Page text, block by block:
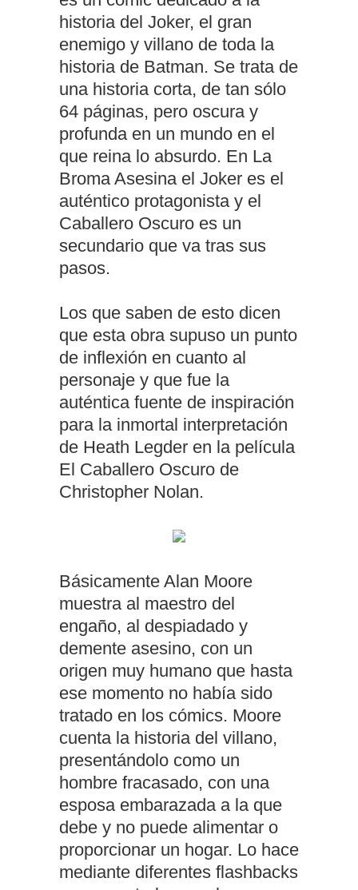
historia del Joker, el gran
enemigo y villano de toda la
historia de Batman. Se trata de
una historia corta, de tan sólo
64 páginas, pero oscura y
profunda en un mundo en el
que reina lo absurdo. En La
Broma Asesina el Joker es el
auténtico protagonista y el
Caballero Oscuro es un
secundario que va tras sus
pasos.
Los que saben de esto dicen
que esta obra supuso un punto
de inflexión en cuanto al
personaje y que fue la
auténtica fuente de inspiración
para la inmortal interpretación
de Heath Legder en la película
El Caballero Oscuro de
Christopher Nolan.
Básicamente Alan Moore
muestra al maestro del
engaño, al despiadado y
demente asesino, con un
origen muy humano que hasta
ese momento no había sido
tratado en los cómics. Moore
cuenta la historia del villano,
presentándolo como un
hombre fracasado, con una
esposa embarazada a la que
debe y no puede alimentar o
proporcionar un hogar. Lo hace
mediante diferentes flashbacks